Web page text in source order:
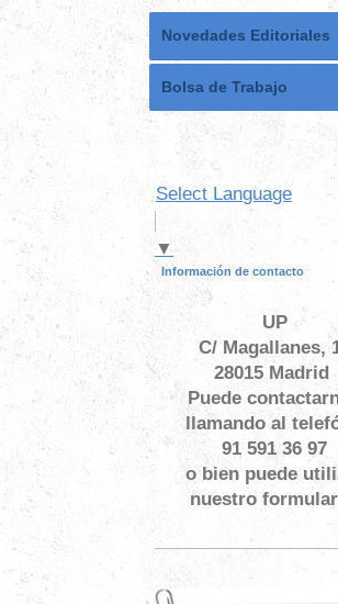
Novedades Editoriales
Bolsa de Trabajo
Select Language
▼
Información de contacto
UP
C/ Magallanes,
28015 Madrid
Puede
llamando al
91 591 36 97
o bien puede
nuestro